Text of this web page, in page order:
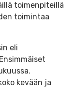
toimenpiteillä
toimintaa
eli
kevään ja